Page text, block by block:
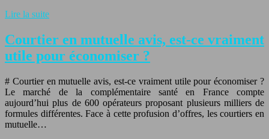
Lire la suite
Courtier en mutuelle avis, est-ce vraiment
utile pour économiser ?
# Courtier en mutuelle avis, est-ce vraiment utile pour économiser ?
Le marché de la complémentaire santé en France compte
aujourd’hui plus de 600 opérateurs proposant plusieurs milliers de
formules différentes. Face à cette profusion d’offres, les courtiers en
mutuelle…